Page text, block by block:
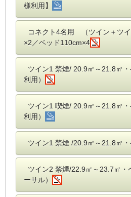
様利用】
コネクト4名用 （ツイン＋ツ
×2／ベッド110cm×4
ツイン1 禁煙/ 20.9㎡～21.8㎡
利用）
ツイン1 喫煙/ 20.9㎡～21.8㎡
利用）
ツイン1 禁煙 /20.9㎡～21.8㎡
ツイン2 禁煙/22.9㎡～23.7㎡・
ーサル）